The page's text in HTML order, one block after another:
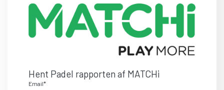
Hent Padel rapporten af ​​MATCHi
Email*